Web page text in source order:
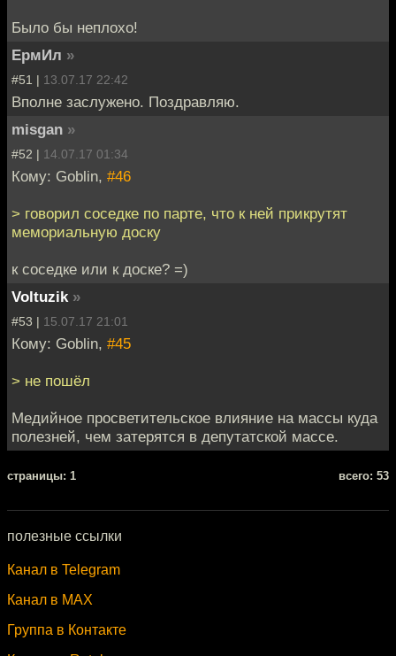
Было бы неплохо!
ЕрмИл »
#51 | 13.07.17 22:42
Вполне заслужено. Поздравляю.
misgan »
#52 | 14.07.17 01:34
Кому: Goblin, #46
> говорил соседке по парте, что к ней прикрутят
мемориальную доску
к соседке или к доске? =)
Voltuzik »
#53 | 15.07.17 21:01
Кому: Goblin, #45
> не пошёл
Медийное просветительское влияние на массы куда
полезней, чем затерятся в депутатской массе.
cтраницы: 1 всего: 53
полезные ссылки
Канал в Telegram
Канал в MAX
Группа в Контакте